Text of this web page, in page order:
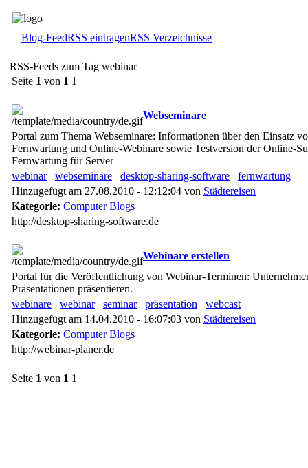
Blog-FeedRSS eintragenRSS Verzeichnisse
RSS-Feeds zum Tag webinar
Seite 1 von 1 1
Webseminare
Portal zum Thema Webseminare: Informationen über den Einsatz
Fernwartung und Online-Webinare sowie Testversion der Online-
Fernwartung für Server
webinar
webseminare desktop-sharing-software
fernwartung
Hinzugefügt am 27.08.2010 - 12:12:04 von Städtereisen
Kategorie: Computer Blogs
http://desktop-sharing-software.de
Webinare erstellen
Portal für die Veröffentlichung von Webinar-Terminen:
Präsentationen präsentieren.
webinare
webinar seminar präsentation
webcast
Hinzugefügt am 14.04.2010 - 16:07:03 von Städtereisen
Kategorie: Computer Blogs
http://webinar-planer.de
Seite 1 von 1 1